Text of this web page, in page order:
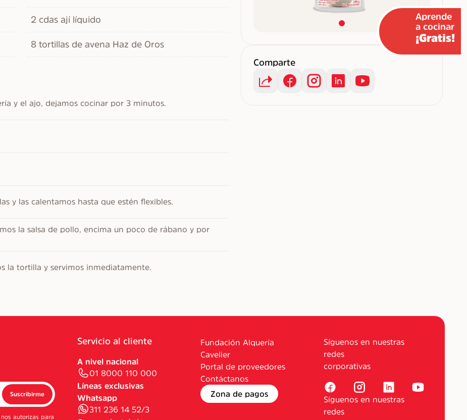
2 cdas ají líquido
8 tortillas de avena Haz de Oros
y el ajo, dejamos cocinar por 3 minutos.
y las calentamos hasta que estén flexibles.
la salsa de pollo, encima un poco de rábano y por
la tortilla y servimos inmediatamente.
Comparte
Suscribirme
nos autorizas para
Servicio al cliente
A nivel nacional
01 8000 110 000
Líneas exclusivas
Whatsapp
311 236 14 52/3
Fundación Alquería
Cavelier
Portal de proveedores
Contáctanos
Zona de pagos
Síguenos en nuestras
redes
corporativas
Síguenos en nuestras
redes
Aprende
a cocinar
¡Gratis!